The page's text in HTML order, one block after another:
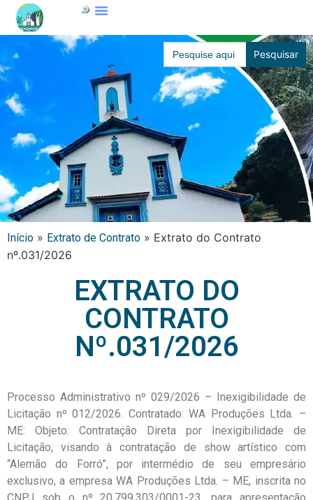
Search
for:
Início » Extrato de Contrato » Extrato do Contrato
nº.031/2026
EXTRATO DO
CONTRATO
Nº.031/2026
Processo Administrativo nº 029/2026 – Inexigibilidade de
Licitação nº 012/2026. Contratado: WA Produções Ltda. –
ME: Objeto: Contratação Direta por Inexigibilidade de
Licitação, visando à contratação de show artístico com
“Alemão do Forró”, por intermédio de seu empresário
exclusivo, a empresa WA Produções Ltda. – ME, inscrita no